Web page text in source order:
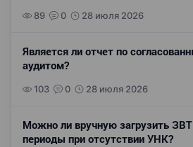
89 0 28 июля 2026
Является ли отчет по
аудитом?
103 0 28 июля 2026
Можно ли вручную загрузить
периоды при отсутствии УНК?